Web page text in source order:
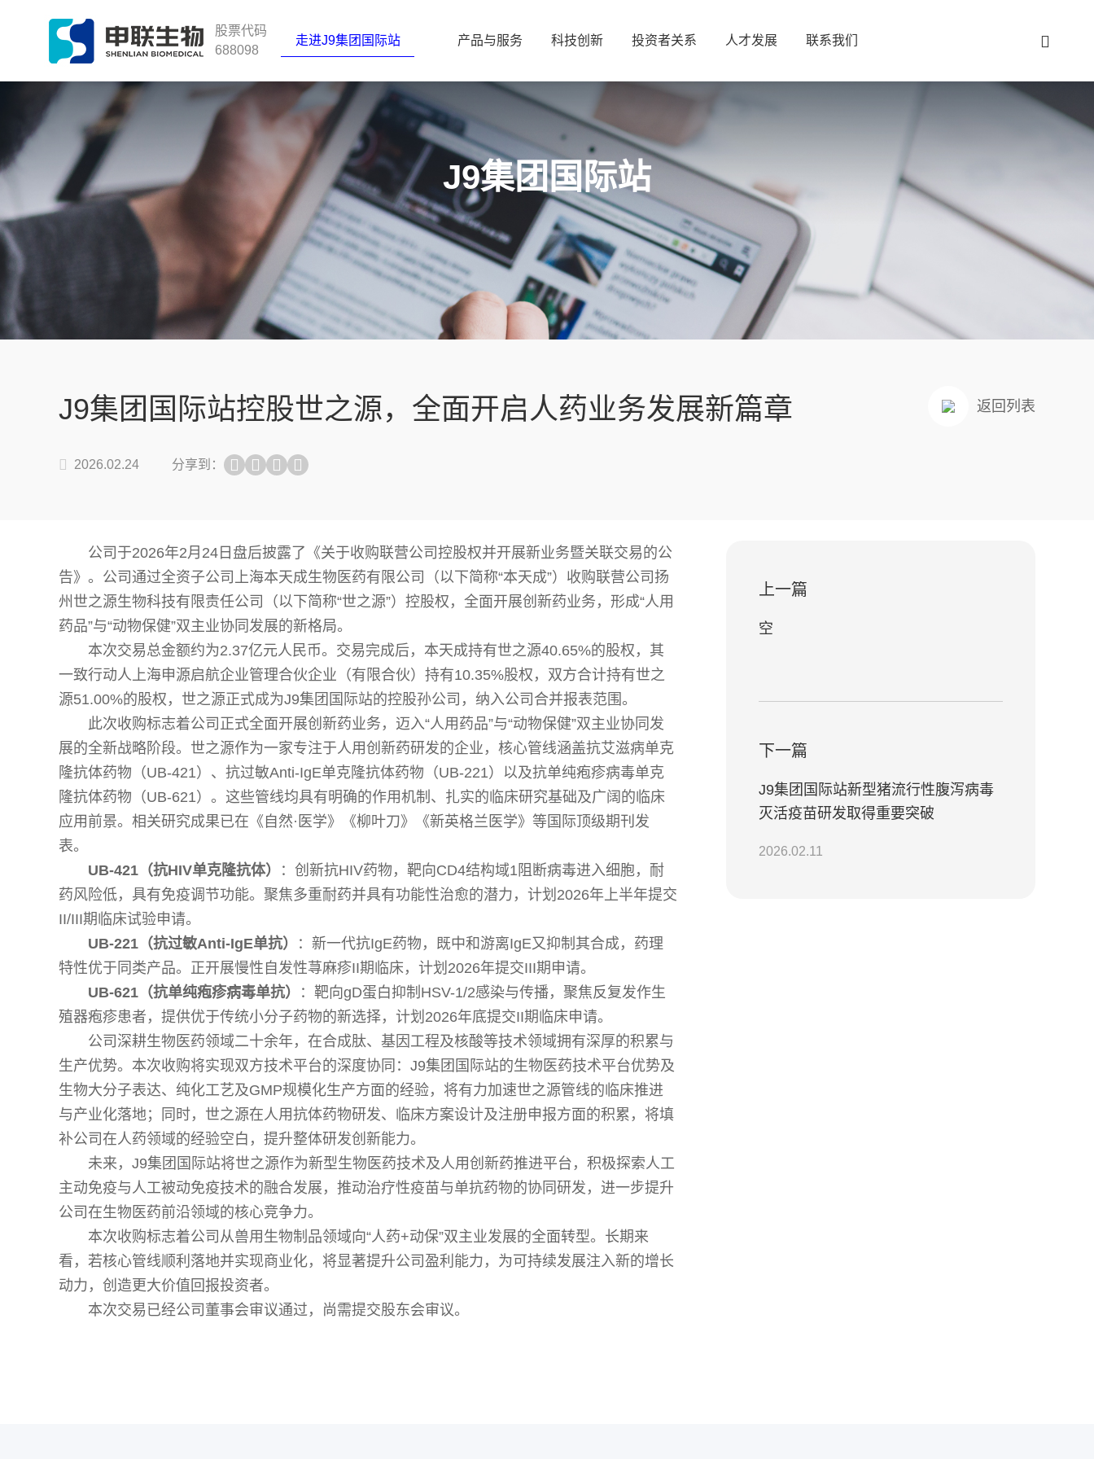
股票代码
688098
走进J9集团国际站 产品与服务 科技创新 投资者关系 人才发展 联系我们
J9集团国际站
J9集团国际站控股世之源，全面开启人药业务发展新篇章
2026.02.24 分享到：
返回列表
公司于2026年2月24日盘后披露了《关于收购联营公司控股权并开展新业务暨关联交易的公
告》。公司通过全资子公司上海本天成生物医药有限公司（以下简称“本天成”）收购联营公司扬
州世之源生物科技有限责任公司（以下简称“世之源”）控股权，全面开展创新药业务，形成“人用
药品”与“动物保健”双主业协同发展的新格局。
本次交易总金额约为2.37亿元人民币。交易完成后，本天成持有世之源40.65%的股权，其
一致行动人上海申源启航企业管理合伙企业（有限合伙）持有10.35%股权，双方合计持有世之
源51.00%的股权，世之源正式成为J9集团国际站的控股孙公司，纳入公司合并报表范围。
此次收购标志着公司正式全面开展创新药业务，迈入“人用药品”与“动物保健”双主业协同发
展的全新战略阶段。世之源作为一家专注于人用创新药研发的企业，核心管线涵盖抗艾滋病单克
隆抗体药物（UB-421）、抗过敏Anti-IgE单克隆抗体药物（UB-221）以及抗单纯疱疹病毒单克
隆抗体药物（UB-621）。这些管线均具有明确的作用机制、扎实的临床研究基础及广阔的临床
应用前景。相关研究成果已在《自然·医学》《柳叶刀》《新英格兰医学》等国际顶级期刊发
表。
UB-421（抗HIV单克隆抗体）
：创新抗HIV药物，靶向CD4结构域1阻断病毒进入细胞，耐
药风险低，具有免疫调节功能。聚焦多重耐药并具有功能性治愈的潜力，计划2026年上半年提交
II/III期临床试验申请。
UB-221（抗过敏Anti-IgE单抗）
：新一代抗IgE药物，既中和游离IgE又抑制其合成，药理
特性优于同类产品。正开展慢性自发性荨麻疹II期临床，计划2026年提交III期申请。
UB-621（抗单纯疱疹病毒单抗）
：靶向gD蛋白抑制HSV-1/2感染与传播，聚焦反复发作生
殖器疱疹患者，提供优于传统小分子药物的新选择，计划2026年底提交II期临床申请。
公司深耕生物医药领域二十余年，在合成肽、基因工程及核酸等技术领域拥有深厚的积累与
生产优势。本次收购将实现双方技术平台的深度协同：J9集团国际站的生物医药技术平台优势及
生物大分子表达、纯化工艺及GMP规模化生产方面的经验，将有力加速世之源管线的临床推进
与产业化落地；同时，世之源在人用抗体药物研发、临床方案设计及注册申报方面的积累，将填
补公司在人药领域的经验空白，提升整体研发创新能力。
未来，J9集团国际站将世之源作为新型生物医药技术及人用创新药推进平台，积极探索人工
主动免疫与人工被动免疫技术的融合发展，推动治疗性疫苗与单抗药物的协同研发，进一步提升
公司在生物医药前沿领域的核心竞争力。
本次收购标志着公司从兽用生物制品领域向“人药+动保”双主业发展的全面转型。长期来
看，若核心管线顺利落地并实现商业化，将显著提升公司盈利能力，为可持续发展注入新的增长
动力，创造更大价值回报投资者。
本次交易已经公司董事会审议通过，尚需提交股东会审议。
上一篇
空
下一篇
J9集团国际站新型猪流行性腹泻病毒
灭活疫苗研发取得重要突破
2026.02.11